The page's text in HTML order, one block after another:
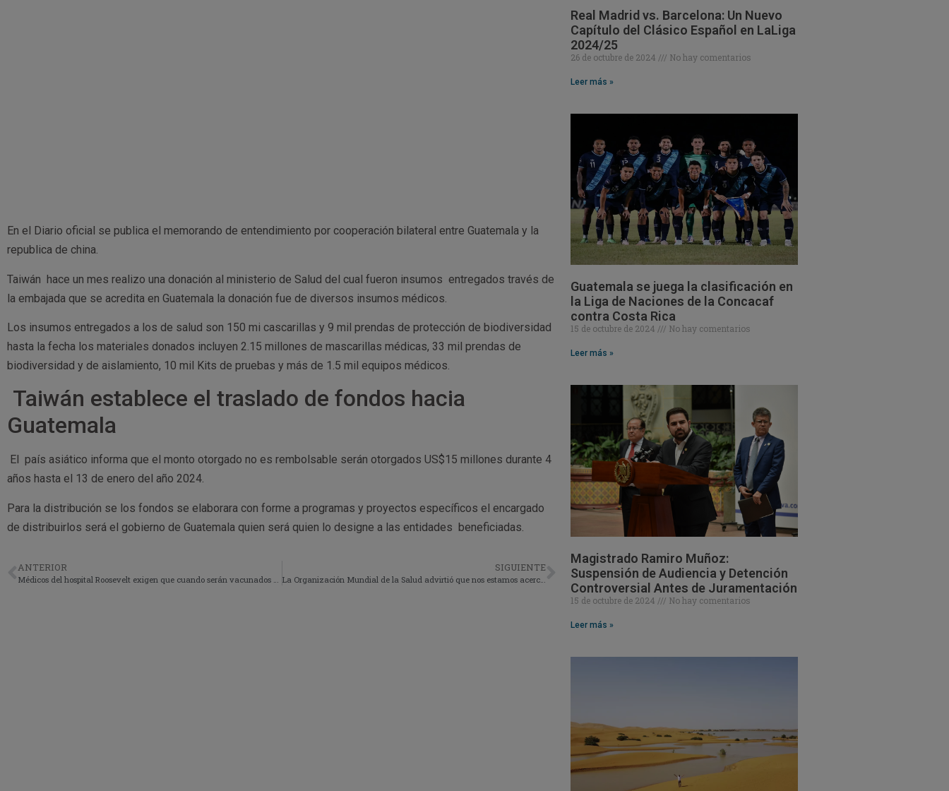
En el Diario oficial se publica el memorando de entendimiento por cooperación bilateral entre Guatemala y la
republica de china.
Taiwán hace un mes realizo una donación al ministerio de Salud del cual fueron insumos entregados través de
la embajada que se acredita en Guatemala la donación fue de diversos insumos médicos.
Los insumos entregados a los de salud son 150 mi cascarillas y 9 mil prendas de protección de biodiversidad
hasta la fecha los materiales donados incluyen 2.15 millones de mascarillas médicas, 33 mil prendas de
biodiversidad y de aislamiento, 10 mil Kits de pruebas y más de 1.5 mil equipos médicos.
Taiwán establece el traslado de fondos hacia
Guatemala
El país asiático informa que el monto otorgado no es rembolsable serán otorgados US$15 millones durante 4
años hasta el 13 de enero del año 2024.
Para la distribución se los fondos se elaborara con forme a programas y proyectos específicos el encargado
de distribuirlos será el gobierno de Guatemala quien será quien lo designe a las entidades beneficiadas.
ANTERIOR
Médicos del hospital Roosevelt exigen que cuando serán vacunados contra el covid-19
SIGUIENTE
La Organización Mundial de la Salud advirtió que nos estamos acercando a un fracaso Moral Catastrófico.
Real Madrid vs. Barcelona: Un Nuevo
Capítulo del Clásico Español en LaLiga
2024/25
26 de octubre de 2024 No hay comentarios
Leer más »
Guatemala se juega la clasificación en
la Liga de Naciones de la Concacaf
contra Costa Rica
15 de octubre de 2024 No hay comentarios
Leer más »
Magistrado Ramiro Muñoz:
Suspensión de Audiencia y Detención
Controversial Antes de Juramentación
15 de octubre de 2024 No hay comentarios
Leer más »